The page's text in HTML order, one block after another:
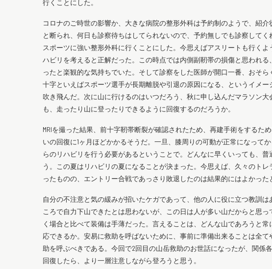
行くことにした。
コロナのご時世の影響か、大きな病院の整形外科は予約制のようで、紹
と断られ、何日も診察待ちはしてられないので、予約無しでも診察して
スポーツに強い整形外科に行くことにした。今思えばアスリートも行く
ハビリを考えると正解だった。この時点では内側副靭帯の損傷と思われ
ったと楽観的な気持ちでいた。そして診察をした医師が開口一番、おそ
十字といえばスポーツ選手が長期離脱や引退の原因になる、というイメ
吹き飛んだ。次に山に行けるのはいつだろう、秋に申し込んだマラソン
も、走ったり山に登ったりできるように回復するのだろうか。
MRIを撮った結果、前十字靭帯断裂が確認されたため、再建手術をするた
いの回復に1ヶ月ほどかかるそうだ。一旦、膝周りの可動が正常になって
らのリハビリを行う必要があるということで。どんなに早くいっても、
う。この夏はリハビリの夏になることが決まった。今思えば、久々のト
ったものの、エントリー合戦であっさり敗退したのは結果的にはよかった
自分の不注意と気の緩みが招いたケガであって、他の人に役に立つ教訓
ころで自力下山できたとは思わないが、この日は人が多い山だからと思
く場合と比べて装備は手薄だった。言えることは、どんな山であろうと
応できるか。安易に救助を呼ばないために、事前に準備出来ることは全
助を呼ぶべきである。今回で2回目の山岳救助のお世話になったが、関係
回復したら、より一層注意しながら登ろうと思う。